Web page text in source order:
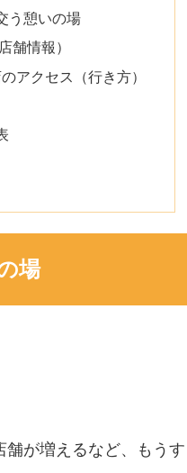
う憩いの場
舗情報）
アクセス（行き方）
場
が増えるなど、もう